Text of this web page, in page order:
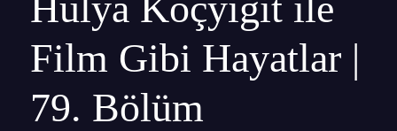
Film Gibi Hayatlar |
79. Bölüm